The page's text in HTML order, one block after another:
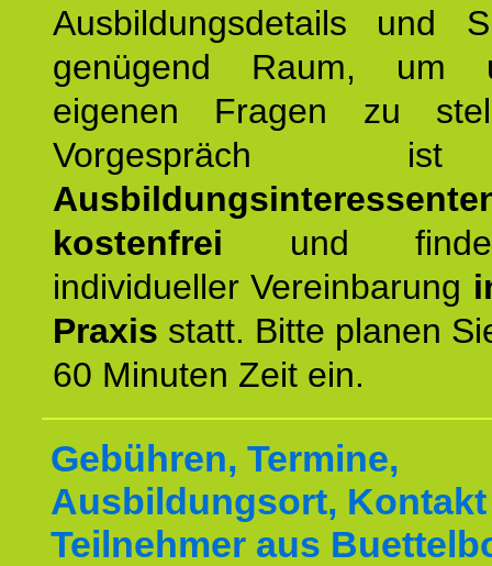
Ausbildungsdetails und
genügend Raum, um
eigenen Fragen zu
kostenfrei und
individueller Vereinbarung
Praxis statt. Bitte planen
60 Minuten Zeit ein.
Gebühren, Termine,
Ausbildungsort,
Teilnehmer aus